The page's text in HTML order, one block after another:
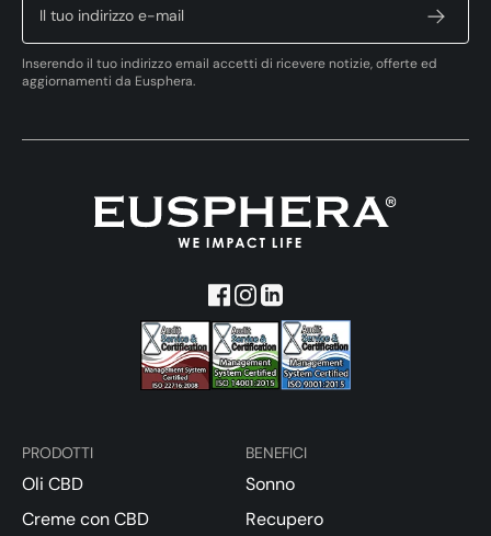
Inserendo il tuo indirizzo email accetti di ricevere notizie, offerte ed
aggiornamenti da Eusphera.
PRODOTTI
Oli CBD
Creme con CBD
BENEFICI
Sonno
Recupero